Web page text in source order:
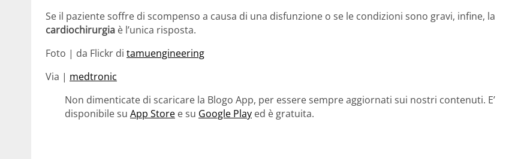
Se il paziente soffre di scompenso a causa di una disfunzione o se le condizioni sono gravi, infine, la
cardiochirurgia è l’unica risposta.
Foto | da Flickr di tamuengineering
Via | medtronic
Non dimenticate di scaricare la Blogo App, per essere sempre aggiornati sui nostri contenuti. E’
disponibile su App Store e su Google Play ed è gratuita.